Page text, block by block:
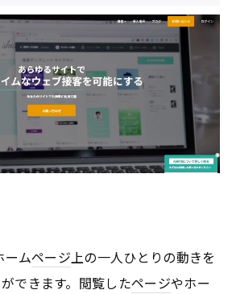
ームページ上の一人ひとりの動きを
できます。閲覧したページやホー